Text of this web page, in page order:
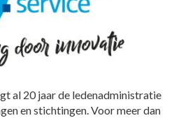
al 20 jaar de ledenadministratie
en stichtingen. Voor meer dan